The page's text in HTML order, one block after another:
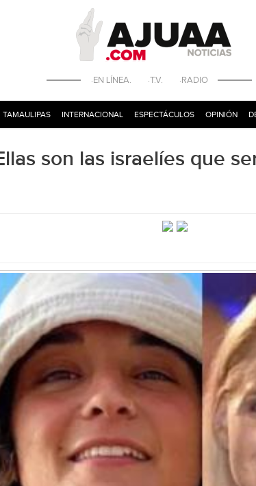
·EN LÍNEA. ·T.V. ·RADIO
TAMAULIPAS INTERNACIONAL ESPECTÁCULOS OPINIÓN
son las israelíes que